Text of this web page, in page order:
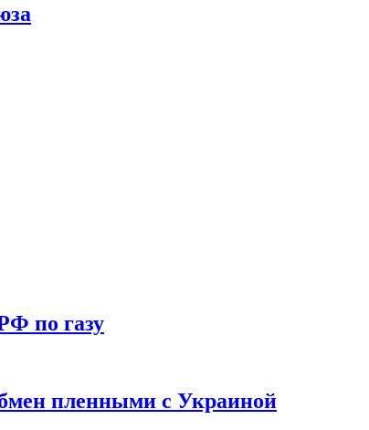
по газу
пленными с Украиной